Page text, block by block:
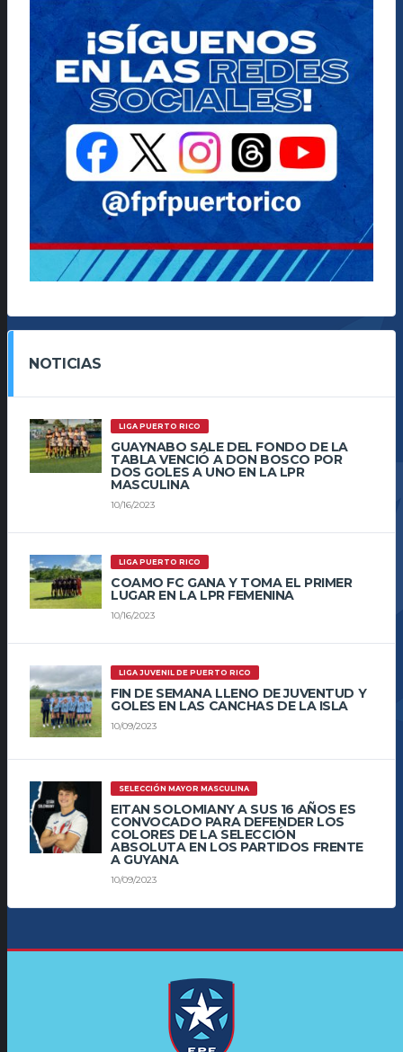
NOTICIAS
LIGA PUERTO RICO
GUAYNABO SALE DEL FONDO DE LA
TABLA VENCIÓ A DON BOSCO POR
DOS GOLES A UNO EN LA LPR
MASCULINA
10/16/2023
LIGA PUERTO RICO
COAMO FC GANA Y TOMA EL PRIMER
LUGAR EN LA LPR FEMENINA
10/16/2023
LIGA JUVENIL DE PUERTO RICO
FIN DE SEMANA LLENO DE JUVENTUD Y
GOLES EN LAS CANCHAS DE LA ISLA
10/09/2023
SELECCIÓN MAYOR MASCULINA
EITAN SOLOMIANY A SUS 16 AÑOS ES
CONVOCADO PARA DEFENDER LOS
COLORES DE LA SELECCIÓN
ABSOLUTA EN LOS PARTIDOS FRENTE
A GUYANA
10/09/2023